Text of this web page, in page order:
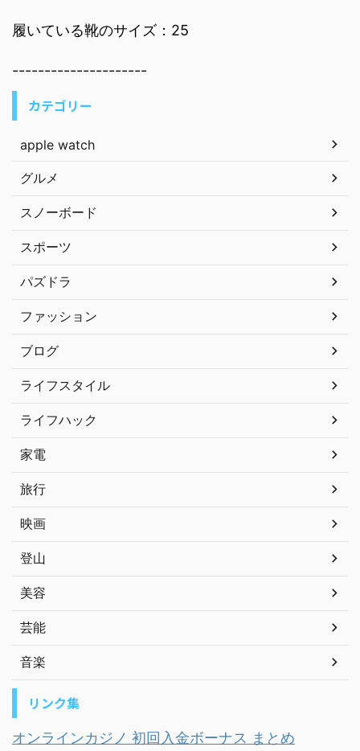
履いている靴のサイズ：25
---------------------
カテゴリー
apple watch
グルメ
スノーボード
スポーツ
パズドラ
ファッション
ブログ
ライフスタイル
ライフハック
家電
旅行
映画
登山
美容
芸能
音楽
リンク集
オンラインカジノ 初回入金ボーナス まとめ